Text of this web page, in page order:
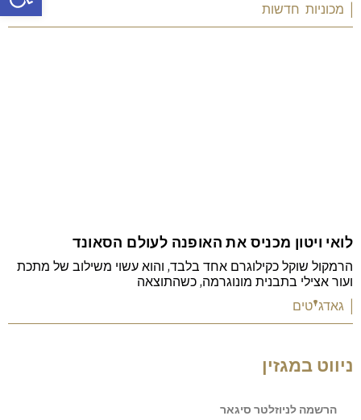
| מכוניות חדשות
לואי ויטון מכניס את האופנה לעולם הסאונד
הרמקול שוקל כקילוגרם אחד בלבד, והוא עשוי משילוב של מתכת
ועור אצילי בתבנית מונוגרמה, כשהתוצאה
| גאדג'טים
ניווט במגזין
הרשמה לניוזלטר סיגאר